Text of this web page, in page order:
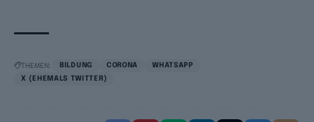
THEMEN: BILDUNG CORONA
WHATSAPP
X (EHEMALS TWITTER)